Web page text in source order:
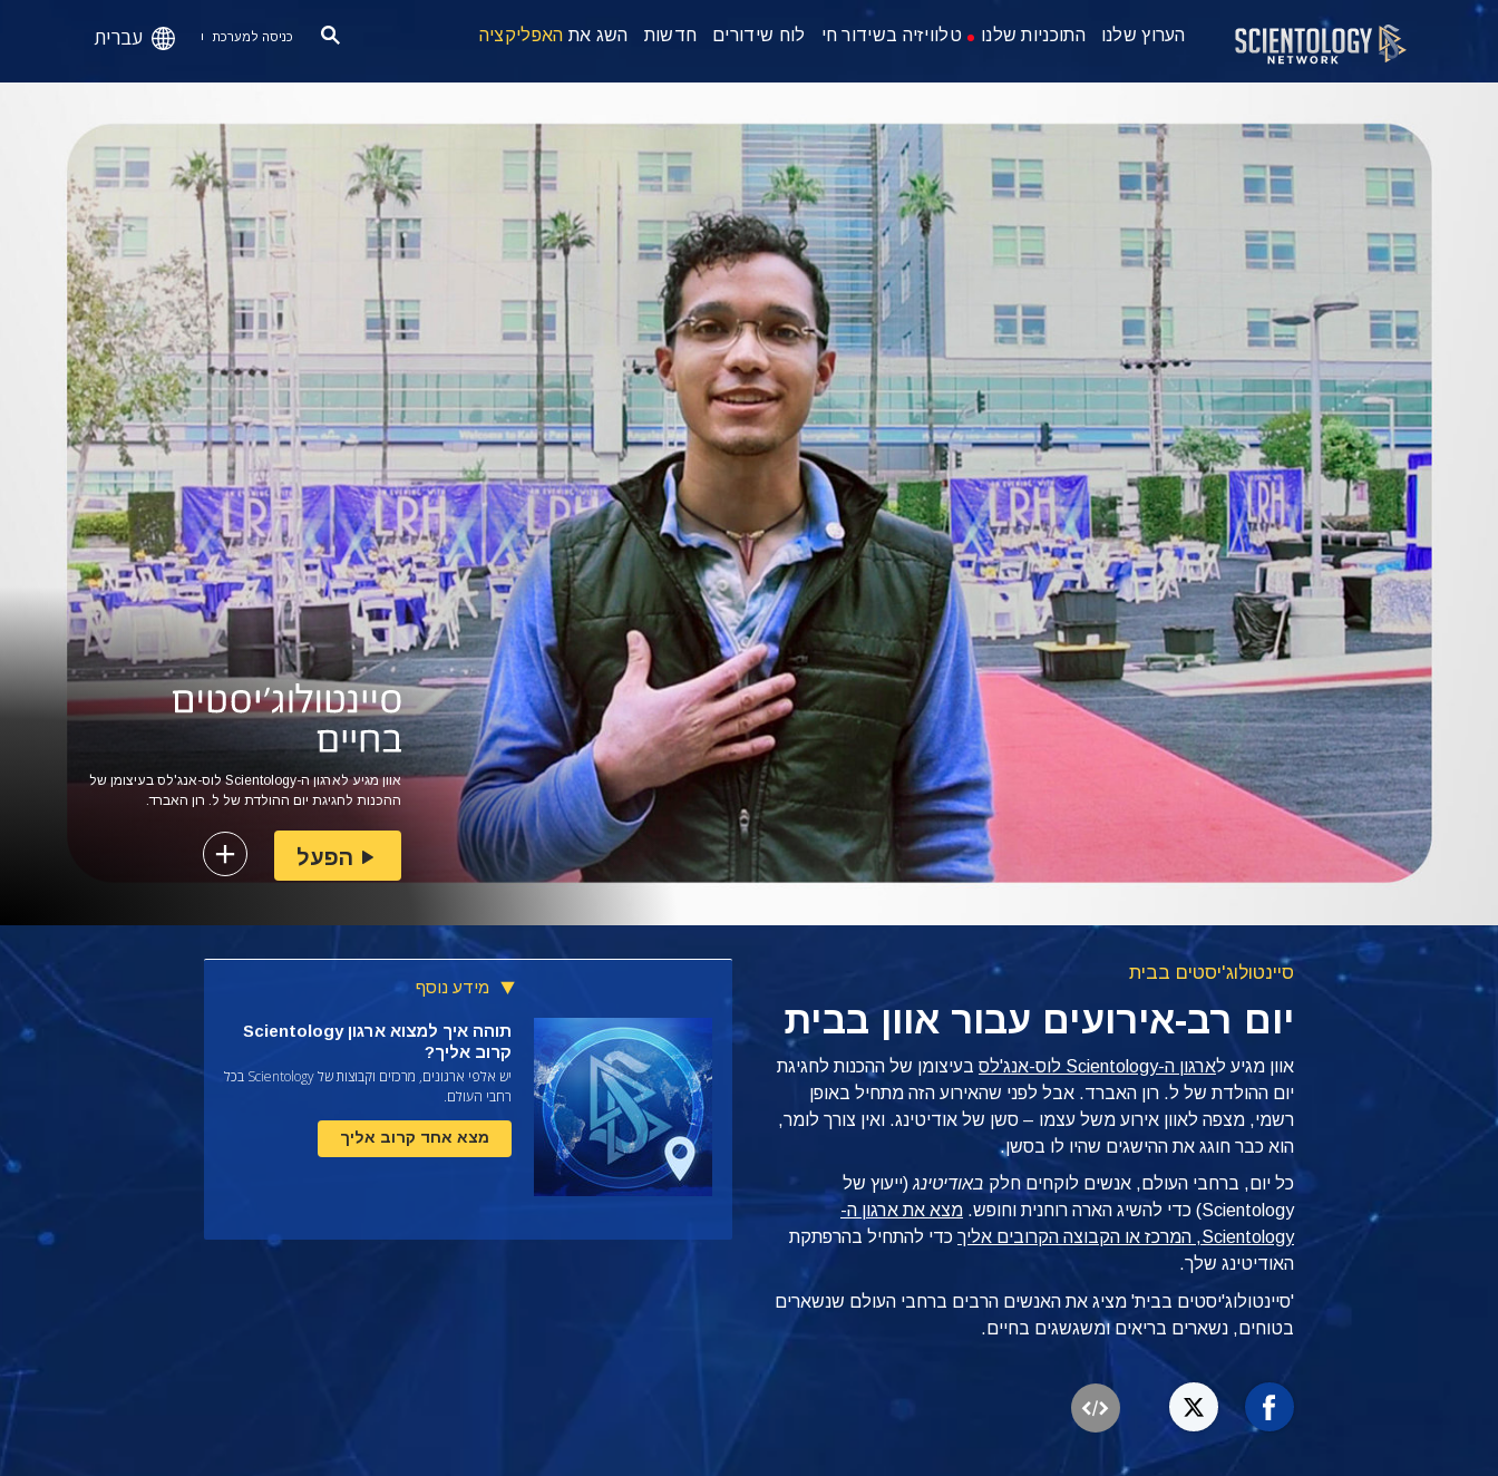
הערוץ שלנו התוכניות שלנו טלוויזיה בשידור חי לוח שידורים חדשות השג את האפליקציה כניסה למערכת עברית
אוון מגיע לארגון ה-Scientology לוס-אנג'לס בעיצומן של
ההכנות לחגיגת יום ההולדת של ל. רון האברד.
הפעל
סיינטולוג'יסטים בבית
יום רב-אירועים עבור אוון בבית
אוון מגיע לארגון ה-Scientology לוס-אנג'לס
בעיצומן של ההכנות לחגיגת
יום ההולדת של ל. רון האברד. אבל לפני שהאירוע הזה מתחיל באופן
רשמי, מצפה לאוון אירוע משל עצמו – סשן של אודיטינג. ואין צורך לומר,
הוא כבר חוגג את ההישגים שהיו לו בסשן.
כל יום, ברחבי העולם, אנשים לוקחים חלק באודיטינג (ייעוץ של
Scientology) כדי להשיג הארה רוחנית וחופש.
מצא את ארגון ה-
Scientology, המרכז או הקבוצה הקרובים אליך
כדי להתחיל בהרפתקת
האודיטינג שלך.
'סיינטולוג'יסטים בבית' מציג את האנשים הרבים ברחבי העולם שנשארים
בטוחים, נשארים בריאים ומשגשגים בחיים.
מידע נוסף
תוהה איך למצוא ארגון Scientology
קרוב אליך?
יש אלפי ארגונים, מרכזים וקבוצות של Scientology בכל
רחבי העולם.
מצא אחד קרוב אליך